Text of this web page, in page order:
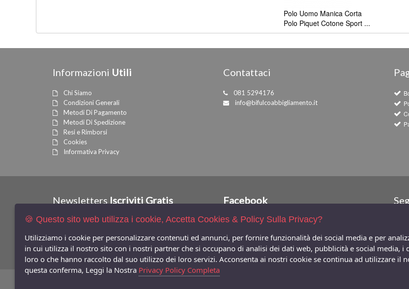
Polo Uomo Manica Corta
Polo Piquet Cotone Sport ...
Informazioni Utili
Chi Siamo
Condizioni Generali
Metodi Di Pagamento
Metodi Di Spedizione
Resi e Rimborsi
Cookies
Informativa Privacy
Contattaci
081 5294176
info@bifulcoabbigliamento.it
Newsletters Iscriviti Gratis
Indica qui la tua email per ricevere sconti e newsletter.
Consenso Privacy
Facebook
🍪 Questo sito web utilizza i cookie, Accetta Cookies & Policy Sulla Privacy?
Utilizziamo i cookie per personalizzare contenuti ed annunci, per fornire funzionalità dei social media e per
in cui utilizza il nostro sito con i nostri partner che si occupano di analisi dei dati web, pubblicità e social
loro o che hanno raccolto dal suo utilizzo dei loro servizi. Acconsenta ai nostri cookie se continua ad utilizzare il
questa conferma, Leggi la Nostra Privacy Policy Completa